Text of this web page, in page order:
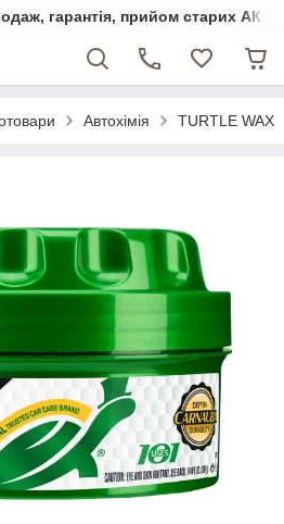
гарантія, прийом старих АКБ
Автохімія TURTLE WAX